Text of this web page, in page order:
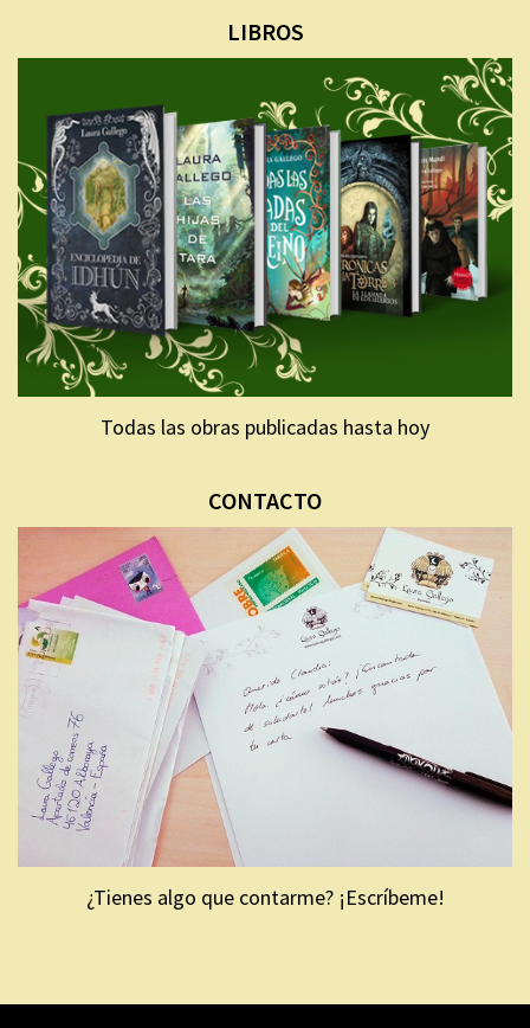
LIBROS
Todas las obras publicadas hasta hoy
CONTACTO
¿Tienes algo que contarme? ¡Escríbeme!